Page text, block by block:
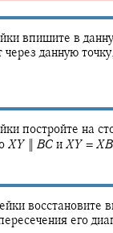
впишите в
через данную
постройте на
XY BC и XY = XB
восстановите
его